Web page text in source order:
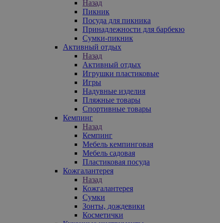
Назад
Пикник
Посуда для пикника
Принадлежности для барбекю
Сумки-пикник
Активный отдых
Назад
Активный отдых
Игрушки пластиковые
Игры
Надувные изделия
Пляжные товары
Спортивные товары
Кемпинг
Назад
Кемпинг
Мебель кемпинговая
Мебель садовая
Пластиковая посуда
Кожгалантерея
Назад
Кожгалантерея
Сумки
Зонты, дождевики
Косметички